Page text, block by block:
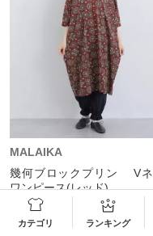
カテゴリ ランキング
MALAIKA
幾何ブロックプリン Vネ
ワンピース(レッド)
¥5,530
30%OFF